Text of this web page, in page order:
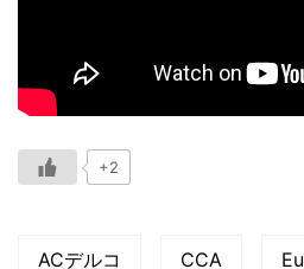
+2
ACデルコ CCA